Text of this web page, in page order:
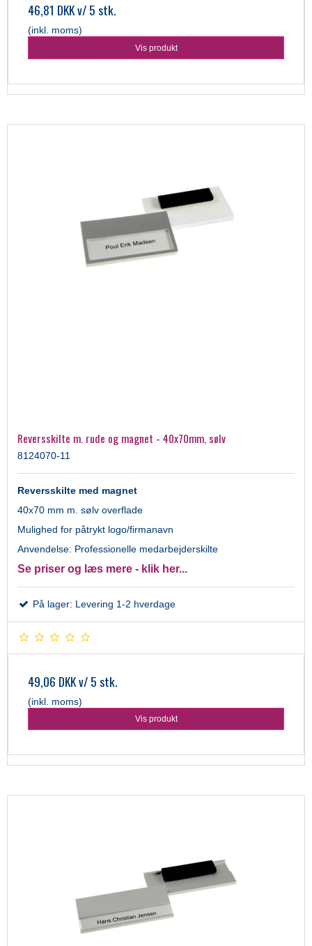
46,81 DKKv/ 5 stk.
(inkl. moms)
Vis produkt
Reversskilte m. rude og magnet - 40x70mm, sølv
8124070-11
Reversskilte med magnet
40x70 mm m. sølv overflade
Mulighed for påtrykt logo/firmanavn
Anvendelse: Professionelle medarbejderskilte
Se priser og læs mere - klik her...
På lager: Levering 1-2 hverdage
49,06 DKKv/ 5 stk.
(inkl. moms)
Vis produkt